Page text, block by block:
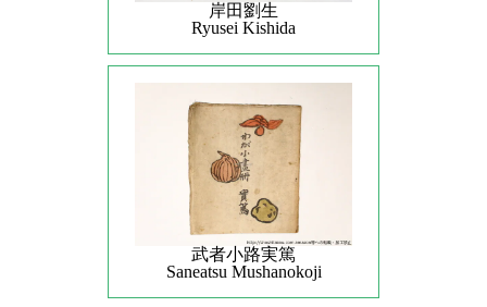
岸田劉生
Ryusei Kishida
武者小路実篤
Saneatsu Mushanokoji